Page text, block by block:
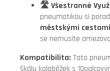
🛣️ Všestranné
pneumatikou si
městskými cestami
se nemusíte
Kompatibilita: Tato
škálu koloběžek s